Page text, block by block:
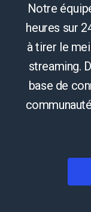
Notre
heures sur
à tirer le
streaming.
base de